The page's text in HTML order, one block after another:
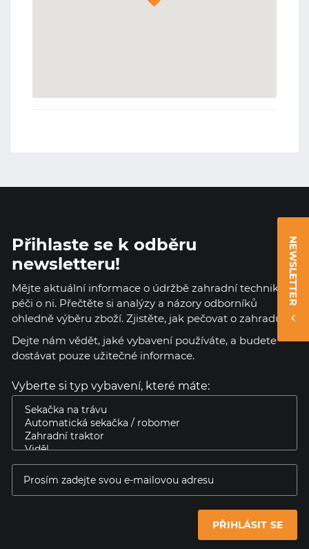
NEWSLETTER
Přihlaste se k odběru
newsletteru!
Mějte aktuální informace o údržbě zahradní techniky a
péči o ni. Přečtěte si analýzy a názory odborníků
ohledně výběru zboží. Zjistěte, jak pečovat o zahradu.
Dejte nám vědět, jaké vybavení používáte, a budete
dostávat pouze užitečné informace.
Vyberte si typ vybavení, které máte:
PŘIHLÁSIT SE